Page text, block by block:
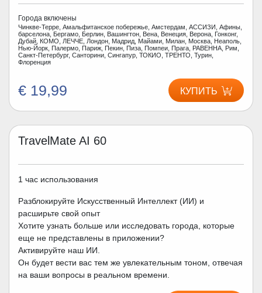
Города включены
Чинкве-Терре, Амальфитанское побережье, Амстердам, АССИЗИ, Афины,
барселона, Бергамо, Берлин, Вашингтон, Вена, Венеция, Верона, Гонконг,
Дубай, КОМО, ЛЕЧЧЕ, Лондон, Мадрид, Майами, Милан, Москва, Неаполь,
Нью-Йорк, Палермо, Париж, Пекин, Пиза, Помпеи, Прага, РАВЕННА, Рим,
Санкт-Петербург, Санторини, Сингапур, ТОКИО, ТРЕНТО, Турин,
Флоренция
€ 19,99 КУПИТЬ
TravelMate AI 60
1 час использования
Разблокируйте Искусственный Интеллект (ИИ) и
расширьте свой опыт
Хотите узнать больше или исследовать города, которые
еще не представлены в приложении?
Активируйте наш ИИ.
Он будет вести вас тем же увлекательным тоном, отвечая
на ваши вопросы в реальном времени.